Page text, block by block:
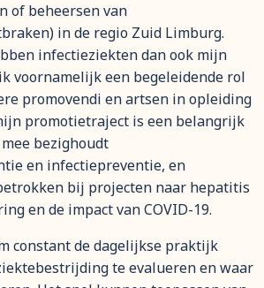
of beheersen van
in de regio Zuid Limburg.
infectieziekten dan ook mijn
voornamelijk een begeleidende rol
promovendi en artsen in opleiding
promotietraject is een belangrijk
bezighoudt
en infectiepreventie, en
bij projecten naar hepatitis
en de impact van COVID-19.
constant de dagelijkse praktijk
te evalueren en waar